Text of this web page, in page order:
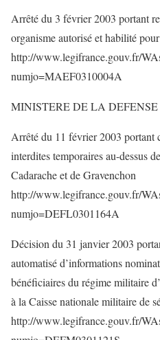
Arrêté du 3 février 2003 portant
organisme autorisé et habilité
http://www.legifrance.gouv.fr/
numjo=MAEF0310004A
MINISTERE DE LA DEFENSE
Arrêté du 11 février 2003 portant
interdites temporaires au-dessus
Cadarache et de Gravenchon
http://www.legifrance.gouv.fr/
numjo=DEFL0301164A
Décision du 31 janvier 2003
automatisé d’informations
bénéficiaires du régime militaire
à la Caisse nationale militaire de
http://www.legifrance.gouv.fr/